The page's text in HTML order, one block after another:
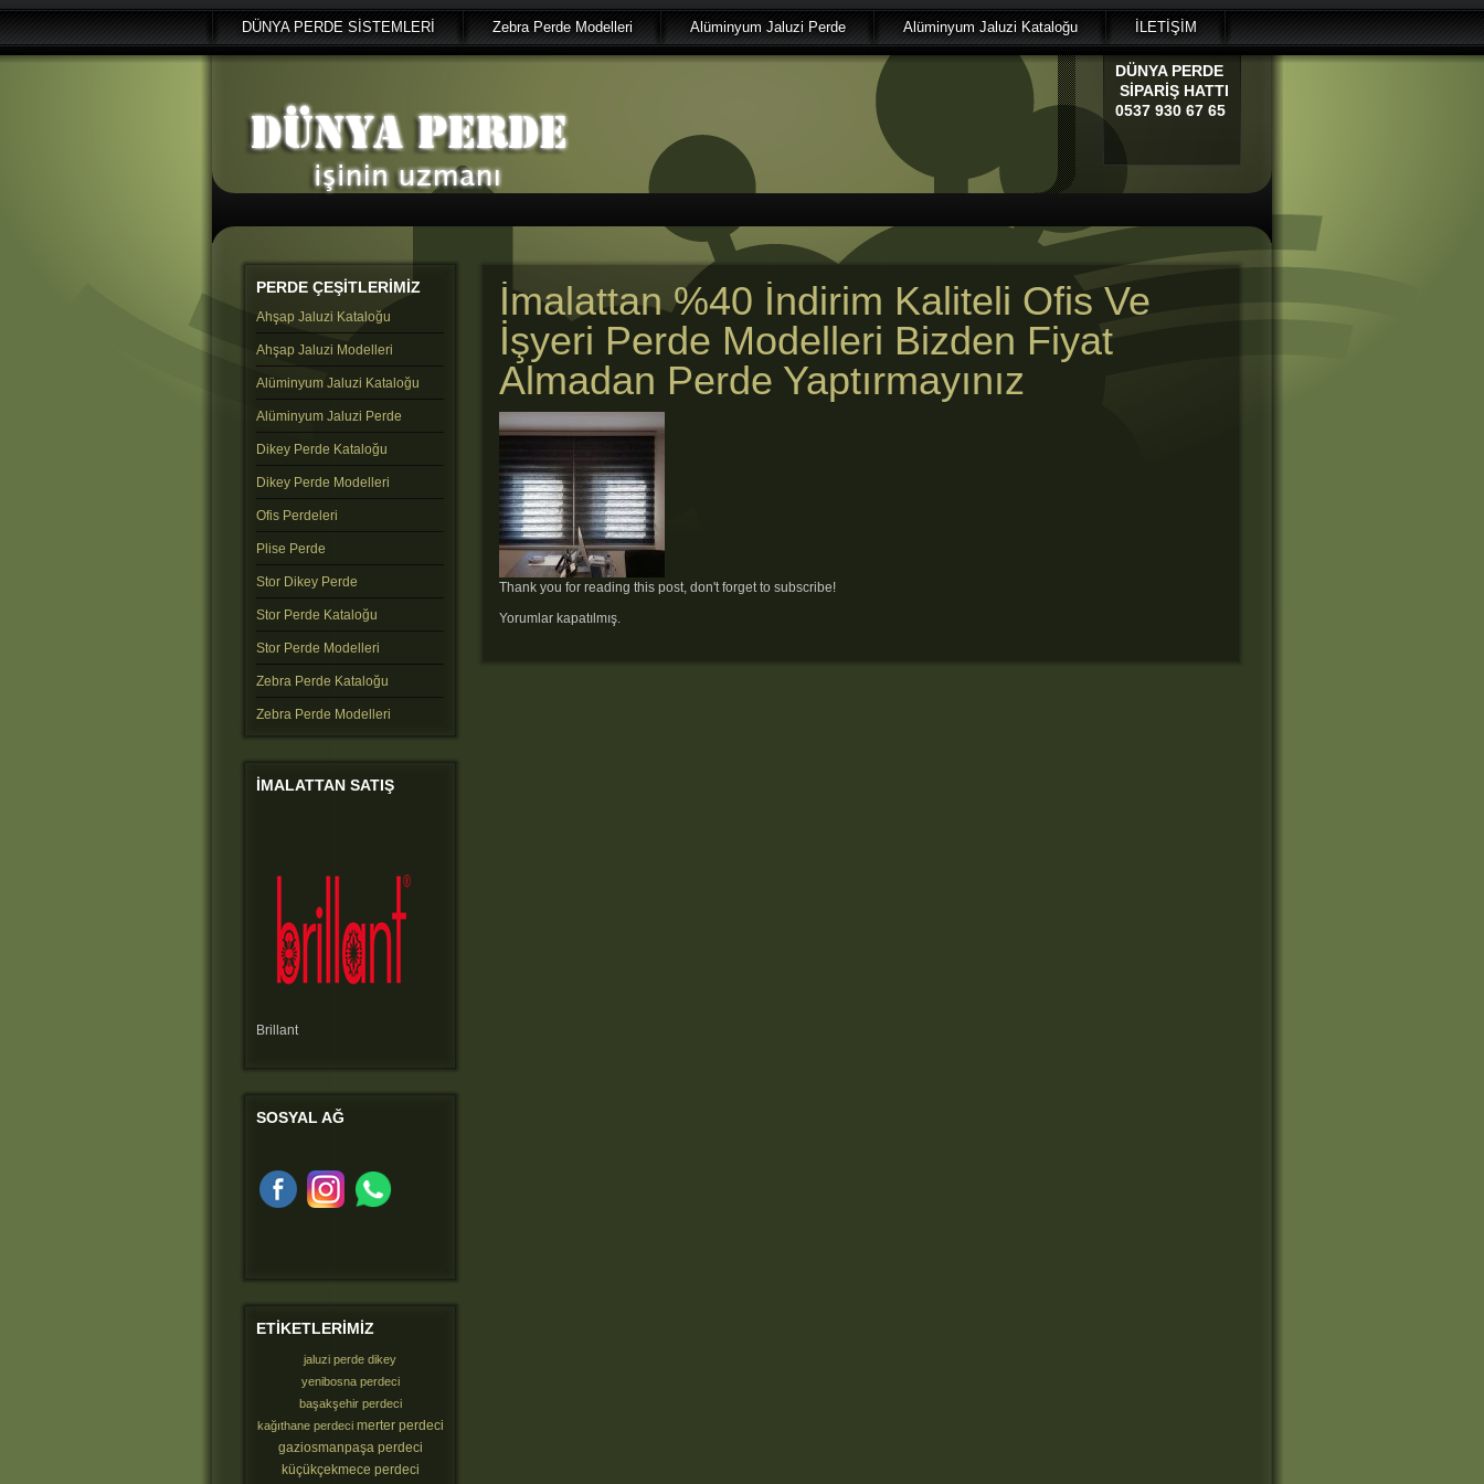
DÜNYA PERDE SİSTEMLERİ Zebra Perde Modelleri Alüminyum Jaluzi Perde Alüminyum Jaluzi Kataloğu İLETİŞİM
DÜNYAPERDE
SİPARİŞ HATTI
0537 930 67 65
İmalattan %40 İndirim Kaliteli Ofis Ve
İşyeri Perde Modelleri Bizden Fiyat
Almadan Perde Yaptırmayınız
Thank you for reading this post, don't forget to subscribe!
Yorumlar kapatılmış.
PERDE ÇEŞİTLERİMİZ
Ahşap Jaluzi Kataloğu
Ahşap Jaluzi Modelleri
Alüminyum Jaluzi Kataloğu
Alüminyum Jaluzi Perde
Dikey Perde Kataloğu
Dikey Perde Modelleri
Ofis Perdeleri
Plise Perde
Stor Dikey Perde
Stor Perde Kataloğu
Stor Perde Modelleri
Zebra Perde Kataloğu
Zebra Perde Modelleri
IMALATTAN SATIŞ
Brillant
SOSYAL AĞ
ETIKETLERIMIZ
jaluzi perde dikey
yenibosna perdeci
başakşehir perdeci
kağıthane perdeci merter perdeci
gaziosmanpaşa perdeci
küçükçekmece perdeci